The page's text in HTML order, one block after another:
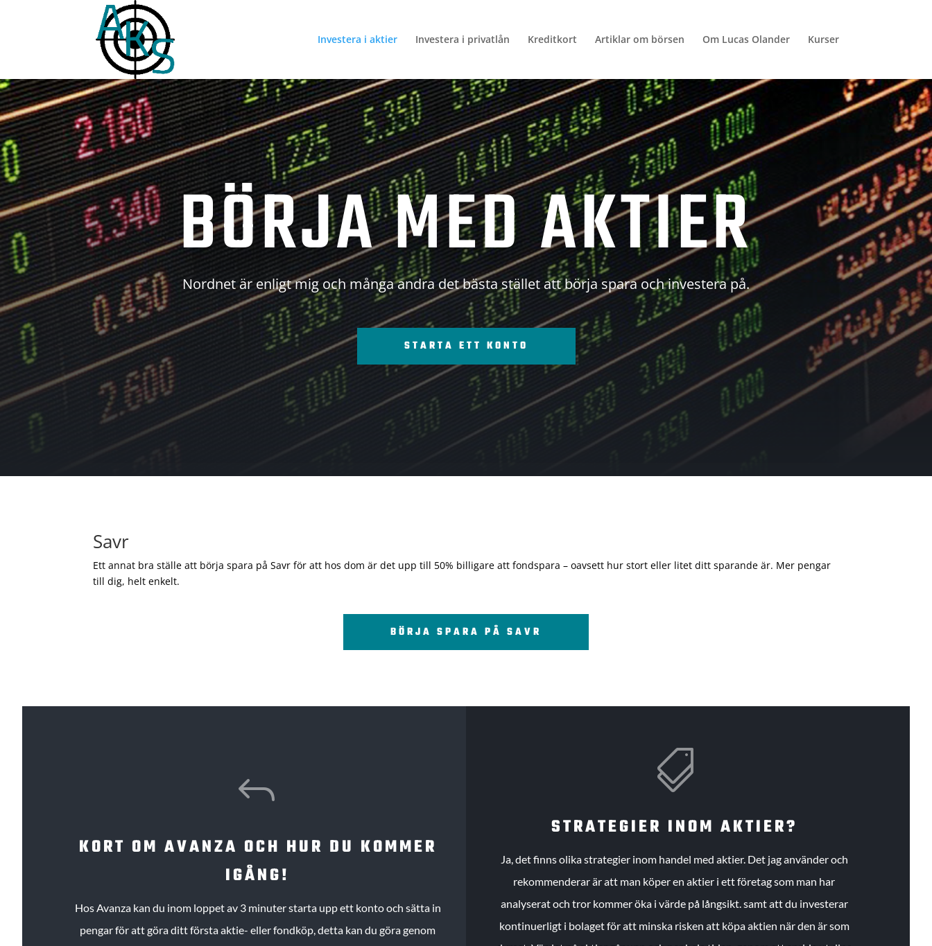
Investera i aktier Investera i privatlån Kreditkort Artiklar om börsen Om Lucas Olander Kurser
BÖRJA MED AKTIER
Nordnet är enligt mig och många andra det bästa stället att börja spara och investera på.
STARTA ETT KONTO
Savr
Ett annat bra ställe att börja spara på Savr för att hos dom är det upp till 50% billigare att fondspara – oavsett hur stort eller litet ditt sparande är. Mer pengar
till dig, helt enkelt.
BÖRJA SPARA PÅ SAVR
J
KORT OM AVANZA OCH HUR DU KOMMER
IGÅNG!
Hos Avanza kan du inom loppet av 3 minuter starta upp ett konto och sätta in
pengar för att göra ditt första aktie- eller fondköp, detta kan du göra genom

STRATEGIER INOM AKTIER?
Ja, det finns olika strategier inom handel med aktier. Det jag använder och
rekommenderar är att man köper en aktier i ett företag som man har
analyserat och tror kommer öka i värde på långsikt. samt att du investerar
kontinuerligt i bolaget för att minska risken att köpa aktien när den är som